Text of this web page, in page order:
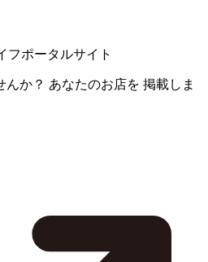
フポータルサイト
んか？ あなたのお店を 掲載しま